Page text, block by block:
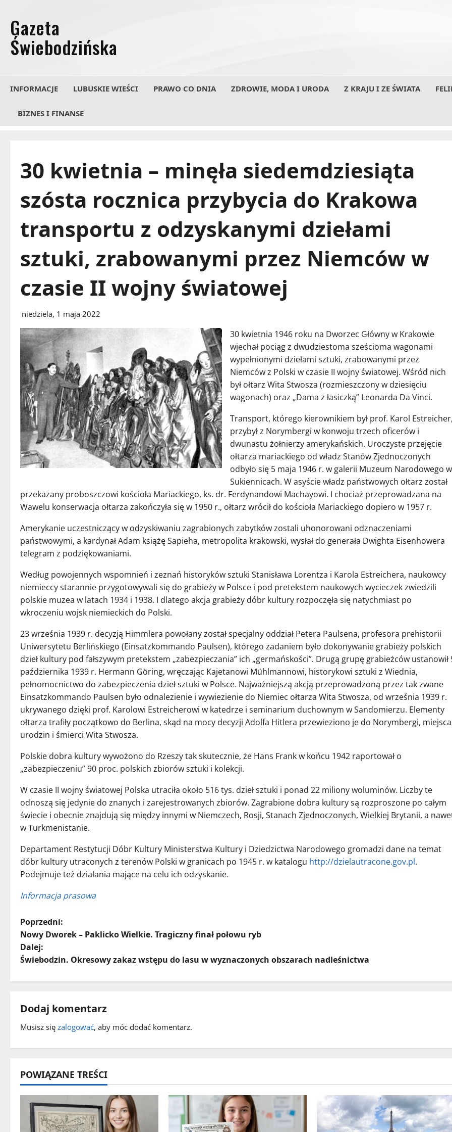
treści
INFORMACJE LUBUSKIE WIEŚCI PRAWO CO DNIA ZDROWIE, MODA I URODA Z KRAJU I ZE ŚWIATA
BIZNES I FINANSE
30 kwietnia – minęła siedemdziesiąta
szósta rocznica przybycia do Krakowa
transportu z odzyskanymi dziełami
sztuki, zrabowanymi przez Niemców w
czasie II wojny światowej
niedziela, 1 maja 2022
30 kwietnia 1946 roku na Dworzec Główny w Krakowie
wjechał pociąg z dwudziestoma sześcioma wagonami
wypełnionymi dziełami sztuki, zrabowanymi przez
Niemców z Polski w czasie II wojny światowej. Wśród nich
był ołtarz Wita Stwosza (rozmieszczony w dziesięciu
wagonach) oraz „Dama z łasiczką” Leonarda Da Vinci.
Transport, którego kierownikiem był prof. Karol
przybył z Norymbergi w konwoju trzech oficerów i
dwunastu żołnierzy amerykańskich. Uroczyste przejęcie
ołtarza mariackiego od władz Stanów Zjednoczonych
odbyło się 5 maja 1946 r. w galerii Muzeum Narodowego w
Sukiennicach. W asyście władz państwowych ołtarz został
przekazany proboszczowi kościoła Mariackiego, ks. dr. Ferdynandowi Machayowi. I chociaż przeprowadzana na
Wawelu konserwacja ołtarza zakończyła się w 1950 r., ołtarz wrócił do kościoła Mariackiego dopiero w 1957 r.
Amerykanie uczestniczący w odzyskiwaniu zagrabionych zabytków zostali uhonorowani odznaczeniami
państwowymi, a kardynał Adam książę Sapieha, metropolita krakowski, wysłał do generała Dwighta Eisenhowera
telegram z podziękowaniami.
Według powojennych wspomnień i zeznań historyków sztuki Stanisława Lorentza i Karola Estreichera, naukowcy
niemieccy starannie przygotowywali się do grabieży w Polsce i pod pretekstem naukowych wycieczek zwiedzili
polskie muzea w latach 1934 i 1938. I dlatego akcja grabieży dóbr kultury rozpoczęła się natychmiast po
wkroczeniu wojsk niemieckich do Polski.
23 września 1939 r. decyzją Himmlera powołany został specjalny oddział Petera Paulsena, profesora prehistorii
Uniwersytetu Berlińskiego (Einsatzkommando Paulsen), którego zadaniem było dokonywanie grabieży polskich
dzieł kultury pod fałszywym pretekstem „zabezpieczania” ich „germańskości”. Drugą grupę grabieżców ustanowił
października 1939 r. Hermann Göring, wręczając Kajetanowi Mühlmannowi, historykowi sztuki z Wiednia,
pełnomocnictwo do zabezpieczenia dzieł sztuki w Polsce. Najważniejszą akcją przeprowadzoną przez tak zwane
Einsatzkommando Paulsen było odnalezienie i wywiezienie do Niemiec ołtarza Wita Stwosza, od września 1939 r.
ukrywanego dzięki prof. Karolowi Estreicherowi w katedrze i seminarium duchownym w Sandomierzu. Elementy
ołtarza trafiły początkowo do Berlina, skąd na mocy decyzji Adolfa Hitlera przewieziono je do Norymbergi, miejsca
urodzin i śmierci Wita Stwosza.
Polskie dobra kultury wywożono do Rzeszy tak skutecznie, że Hans Frank w końcu 1942 raportował o
„zabezpieczeniu” 90 proc. polskich zbiorów sztuki i kolekcji.
W czasie II wojny światowej Polska utraciła około 516 tys. dzieł sztuki i ponad 22 miliony woluminów. Liczby te
odnoszą się jedynie do znanych i zarejestrowanych zbiorów. Zagrabione dobra kultury są rozproszone po całym
świecie i obecnie znajdują się między innymi w Niemczech, Rosji, Stanach Zjednoczonych, Wielkiej Brytanii, a
w Turkmenistanie.
Departament Restytucji Dóbr Kultury Ministerstwa Kultury i Dziedzictwa Narodowego gromadzi dane na temat
dóbr kultury utraconych z terenów Polski w granicach po 1945 r. w katalogu http://dzielautracone.gov.pl.
Podejmuje też działania mające na celu ich odzyskanie.
Informacja prasowa
Z
o
b
a
c
z
w
p
i
Poprzedni:
Nowy Dworek – Paklicko Wielkie. Tragiczny finał połowu ryb
Dalej:
Świebodzin. Okresowy zakaz wstępu do lasu w wyznaczonych obszarach nadleśnictwa
Dodaj komentarz
Musisz się zalogować, aby móc dodać komentarz.
POWIĄZANE TREŚCI